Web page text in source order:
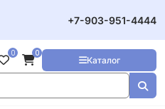
+7-903-951-4444
Каталог
0 0